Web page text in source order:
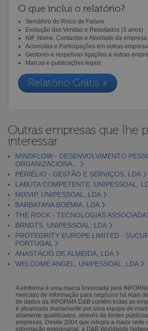
O que inclui o relatório?
Semáforo do Risco de Failure
Evolução das Vendas e Resultados (3 anos)
NIF, Nome, Contactos e Atividade da empresa
Acionistas e Participações em outras
Gestores e respetivas ligações a outras
Marcas e publicações legais
Relatório Grátis »
Outras empresas que lhe
interessar
MINDFLOW - DESENVOLVIMENTO
ORGANIZACIONA...
PERIÉLIO - GESTÃO E SERVIÇOS, LDA
LABUTA COMPETENTE, UNIPESSOAL,
MIXVIP, UNIPESSOAL, LDA
BARBATANA BOÉMIA, LDA
THE ROCK - TECNOLOGIAS
BRNDTS, UNIPESSOAL, LDA
PROTEGRITY EUROPE LIMITED -
PORTUGAL
ANASTÁCIO DE ALMEIDA, LDA
WELCOME ANGEL, UNIPESSOAL, LDA
A eInforma é uma marca licenciada pela
mercado de informação para negócios há mais
de dados da INFORMA D&B contém todas as
é atualizada diariamente por uma equipa de
altamente qualificados, através de fontes
empresas. Desde 2004 que integra a maior rede
informação empresarial: a D&B Worldwide